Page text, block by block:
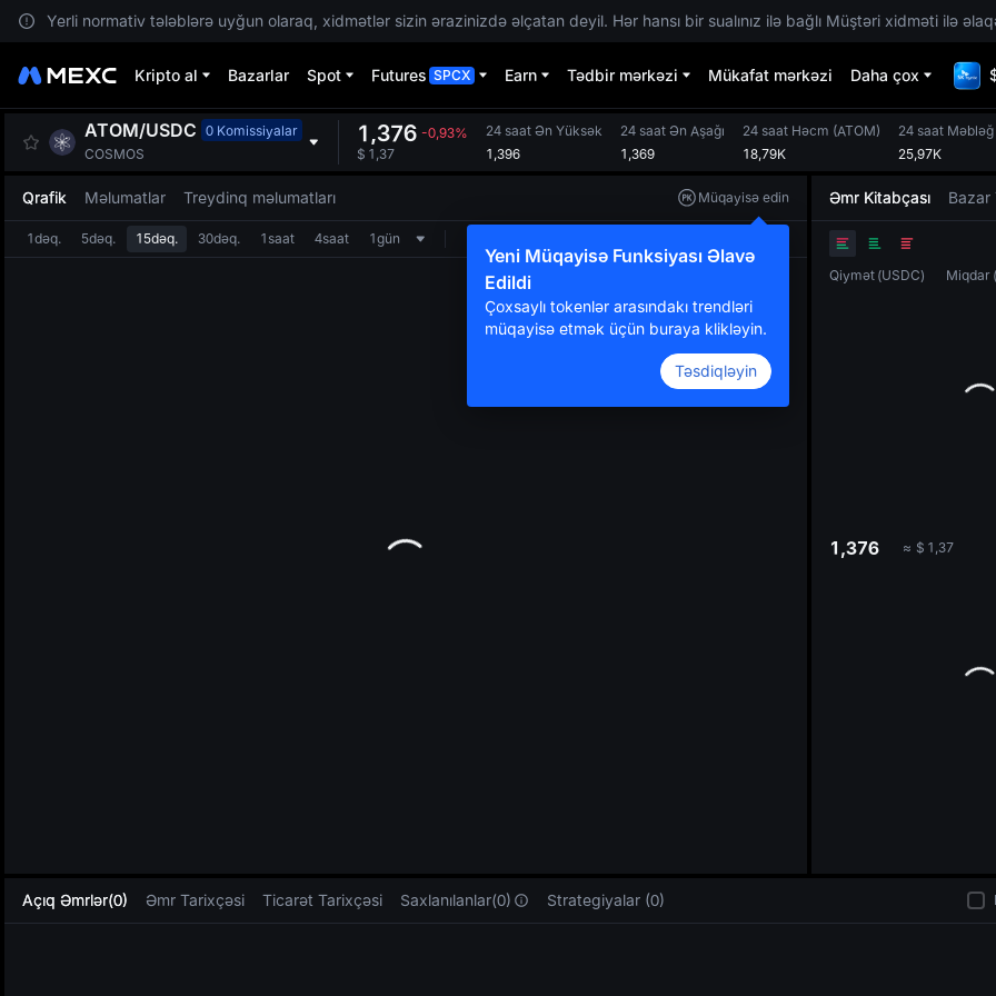
Yerli normativ tələblərə uyğun olaraq, xidmətlər sizin ərazinizdə əlçatan deyil. Hər hansı bir sualınız ilə bağlı Müştəri xidməti ilə
Kripto al Bazarlar Spot Futures SPCX Earn Tədbir mərkəzi Mükafat mərkəzi Daha çox
ATOM/USDC 0 Komissiyalar
COSMOS
1,376 -0,93%
$ 1,37
24 saat Ən Yüksək
1,396
24 saat Ən Aşağı
1,369
24 saat Həcm (ATOM)
18,79K
24 saat Məbləğ
25,97K
Qrafik Məlumatlar Treydinq məlumatları Müqayisə edin
Yeni Müqayisə Funksiyası Əlavə
Edildi
Çoxsaylı tokenlər arasındakı trendləri
müqayisə etmək üçün buraya klikləyin.
Təsdiqləyin
1dəq. 5dəq. 15dəq. 30dəq. 1saat 4saat 1gün
Əmr Kitabçası Bazar
Qiymət (USDC) Miqdar (
1,376 ≈ $ 1,37
Açıq Əmrlər(0) Əmr Tarixçəsi Ticarət Tarixçəsi Saxlanılanlar(0) Strategiyalar (0)